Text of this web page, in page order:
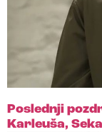
Poslednji
Karleuša,